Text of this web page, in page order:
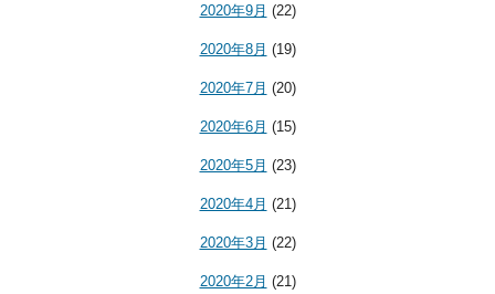
2020年9月 (22)
2020年8月 (19)
2020年7月 (20)
2020年6月 (15)
2020年5月 (23)
2020年4月 (21)
2020年3月 (22)
2020年2月 (21)